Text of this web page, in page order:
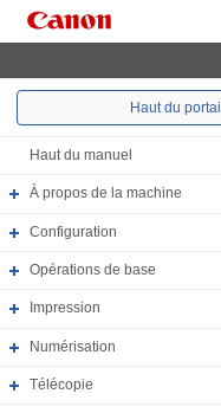
Haut du portail
Haut du manuel
À propos de la machine
Configuration
Opérations de base
Impression
Numérisation
Télécopie